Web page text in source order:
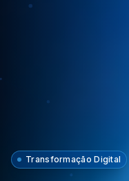
Transformação Digital